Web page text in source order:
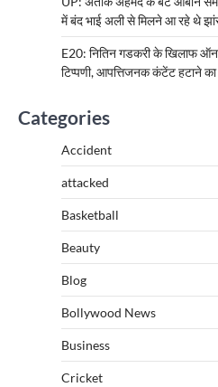
में बंद भाई अली से मिलने आ रहे थे
E20: नितिन गडकरी के खिलाफ
टिप्पणी, आपत्तिजनक कंटेंट हटाने
Categories
Accident
attacked
Basketball
Beauty
Blog
Bollywood News
Business
Cricket